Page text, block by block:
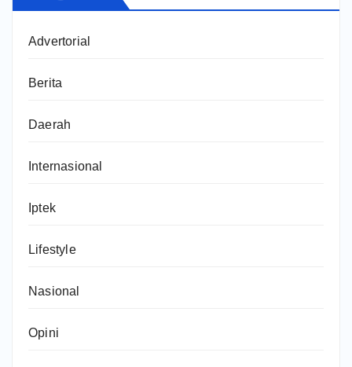
Advertorial
Berita
Daerah
Internasional
Iptek
Lifestyle
Nasional
Opini